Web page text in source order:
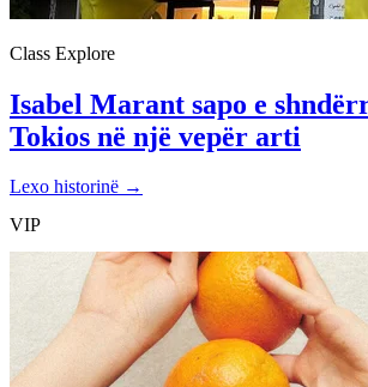
Class Explore
Isabel Marant sapo e
Tokios në një vepër arti
Lexo historinë →
VIP